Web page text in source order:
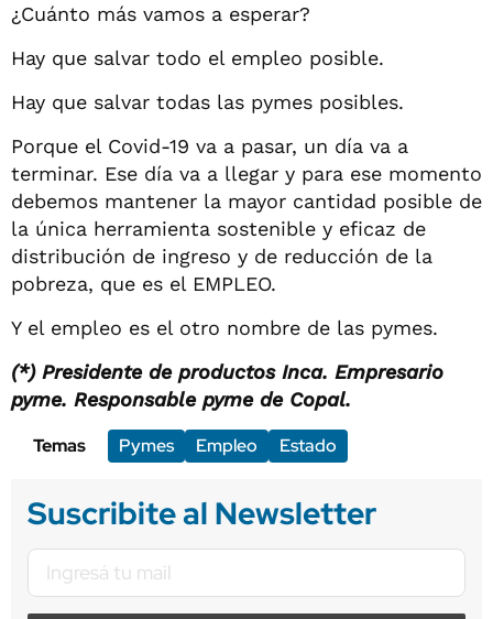
¿Cuánto más vamos a esperar?
Hay que salvar todo el empleo posible.
Hay que salvar todas las pymes posibles.
Porque el Covid-19 va a pasar, un día va a
terminar. Ese día va a llegar y para ese momento
debemos mantener la mayor cantidad posible de
la única herramienta sostenible y eficaz de
distribución de ingreso y de reducción de la
pobreza, que es el EMPLEO.
Y el empleo es el otro nombre de las pymes.
(*) Presidente de productos Inca. Empresario
pyme. Responsable pyme de Copal.
Temas
Pymes Empleo Estado
Suscribite al Newsletter